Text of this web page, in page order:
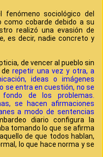
sociológico del
como cobarde debido a su
realizó una evasión de
es decir, nadie concreto y
de vencer al pueblo sin
derepetir una vez y otra, a
ideas o imágenes
se entra en cuestión, no se
de los problemas.
se hacen afirmaciones
a modo de sentencias
diario configura la
tomando lo que se afirma
de que todos hablan,
lo que hace norma y se